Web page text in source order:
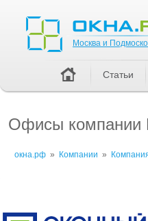
Офисы компании
окна.рф » Компании »
Москва и
Статьи